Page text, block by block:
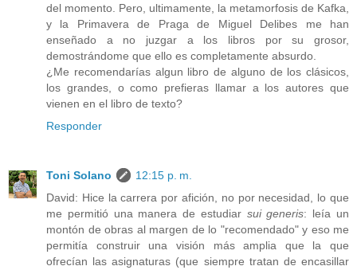
del momento. Pero, ultimamente, la metamorfosis de Kafka,
y la Primavera de Praga de Miguel Delibes me han
enseñado a no juzgar a los libros por su grosor,
demostrándome que ello es completamente absurdo.
¿Me recomendarías algun libro de alguno de los clásicos,
los grandes, o como prefieras llamar a los autores que
vienen en el libro de texto?
Responder
Toni Solano
12:15 p. m.
David: Hice la carrera por afición, no por necesidad, lo que
me permitió una manera de estudiar sui generis: leía un
montón de obras al margen de lo "recomendado" y eso me
permitía construir una visión más amplia que la que
ofrecían las asignaturas (que siempre tratan de encasillar